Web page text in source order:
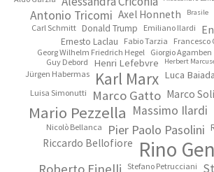
Antonio Tricomi Axel Honneth Brasile
Carl Schmitt Donald Trump Emiliano Ilardi
Ernesto Laclau Fabio Tarzia
Francesco
Georg Wilhelm Friedrich Hegel
Giorgio Agamben
Guy Debord
Henri Lefebvre Herbert
Jürgen Habermas Karl Marx Luca Baiada
Luisa Simonutti Marco Gatto Marco
Mario Pezzella Massimo Ilardi
Nicolò Bellanca Pier Paolo Pasolini
Riccardo Bellofiore Rino
Roberto Finelli Stefano Petrucciani